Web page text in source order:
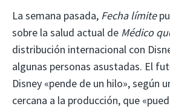
La semana pasada, Fecha límite
sobre la salud actual de Médico
distribución internacional con
algunas personas asustadas. El
Disney «pende de un hilo», según
cercana a la producción, que